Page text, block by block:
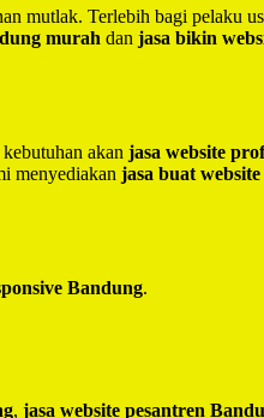
mutlak. Terlebih bagi pelaku
murah dan jasa bikin
akan jasa website
menyediakan jasa buat
Bandung.
, jasa website pesantren